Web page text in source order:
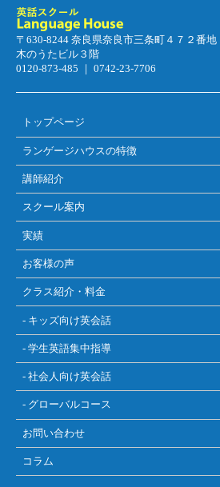
〒630-8244 奈良県奈良市三条町４７２番地
木のうたビル３階
0120-873-485 ｜ 0742-23-7706
トップページ
ランゲージハウスの特徴
講師紹介
スクール案内
実績
お客様の声
クラス紹介・料金
- キッズ向け英会話
- 学生英語集中指導
- 社会人向け英会話
- グローバルコース
お問い合わせ
コラム